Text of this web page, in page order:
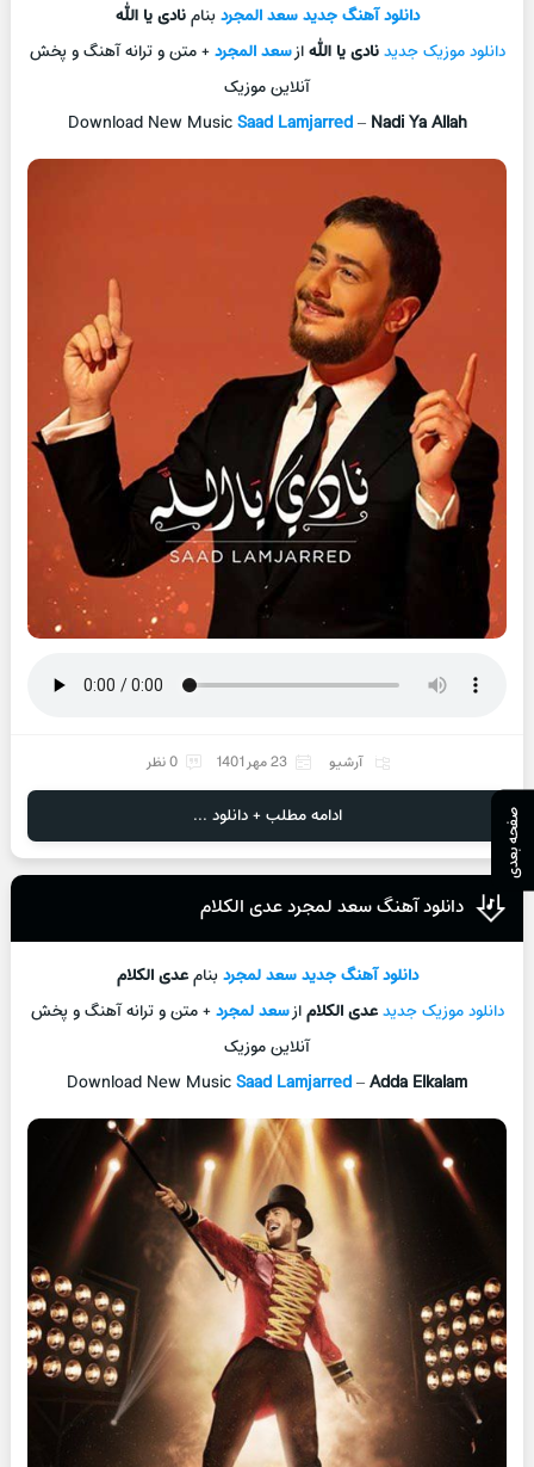
دانلود آهنگ جدیدسعد المجردبنامنادی یا الله
دانلود موزیک جدیدنادی یا اللهازسعد المجرد+ متن و ترانه آهنگ و پخش
آنلاین موزیک
Download New MusicSaad Lamjarred– Nadi Ya Allah
آرشیو 23 مهر 1401 0 نظر
ادامه مطلب + دانلود ...
دانلود آهنگ سعد لمجرد عدی الکلام
دانلود آهنگ جدیدسعد لمجردبنامعدی الکلام
دانلود موزیک جدیدعدی الکلامازسعد لمجرد+ متن و ترانه آهنگ و پخش
آنلاین موزیک
Download New MusicSaad Lamjarred–Adda Elkalam
صفحه بعدی